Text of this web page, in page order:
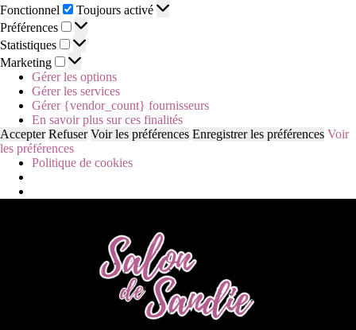
Fonctionnel
Toujours activé
Préférences
Statistiques
Marketing
Gérer les options
Gérer les services
Gérer {vendor_count} fournisseurs
En savoir plus sur ces finalités
Accepter Refuser Voir les préférences Enregistrer les préférences Voir
les préférences
Politique de cookies